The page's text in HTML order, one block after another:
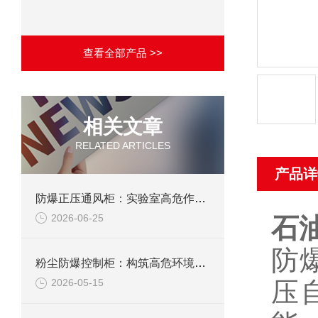
查看全部产品 >>
相关文章
RELATED ARTICLES
防爆正压通风柜：实验室高危作业的安全防护载体
2026-06-25
粉尘防爆控制柜：构筑高危环境下的电气安全屏障
2026-05-15
产品
石
防
压